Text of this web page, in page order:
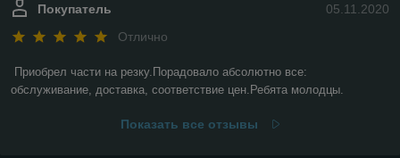
05.11.2020
Покупатель
Отлично
Приобрел части на резку.Порадовало абсолютно все:
обслуживание, доставка, соответствие цен.Ребята молодцы.
Показать все отзывы